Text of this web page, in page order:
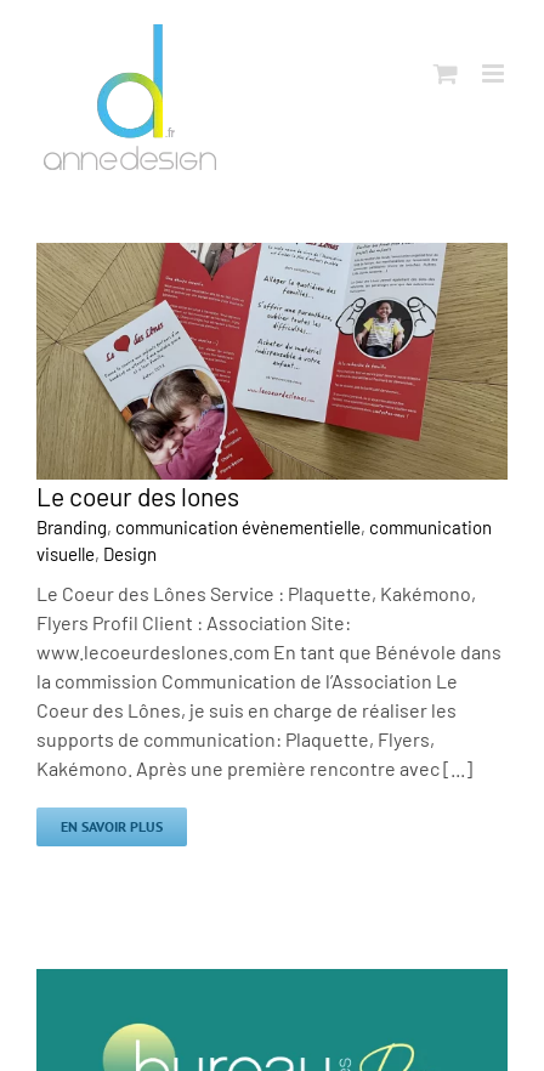
Le coeur des lones
Branding, communication évènementielle, communication
visuelle, Design
Le Coeur des Lônes Service : Plaquette, Kakémono,
Flyers Profil Client : Association Site:
www.lecoeurdeslones.com En tant que Bénévole dans
la commission Communication de l’Association Le
Coeur des Lônes, je suis en charge de réaliser les
supports de communication: Plaquette, Flyers,
Kakémono. Après une première rencontre avec [...]
EN SAVOIR PLUS